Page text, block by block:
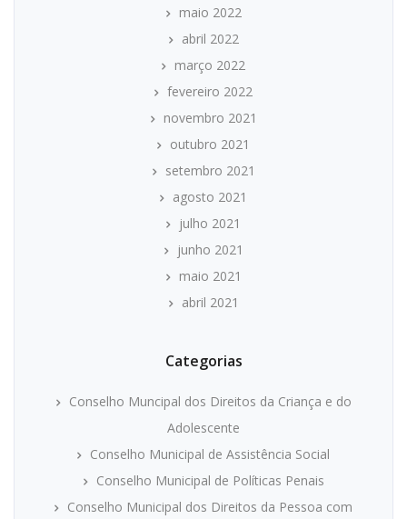
maio 2022
abril 2022
março 2022
fevereiro 2022
novembro 2021
outubro 2021
setembro 2021
agosto 2021
julho 2021
junho 2021
maio 2021
abril 2021
Categorias
Conselho Muncipal dos Direitos da Criança e do
Adolescente
Conselho Municipal de Assistência Social
Conselho Municipal de Políticas Penais
Conselho Municipal dos Direitos da Pessoa com